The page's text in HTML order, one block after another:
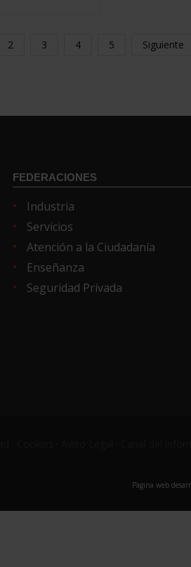
2 3 4 5 Siguiente
FEDERACIONES
Industria
Servicios
Atención a la Ciudadanía
Enseñanza
Seguridad Privada
Página web